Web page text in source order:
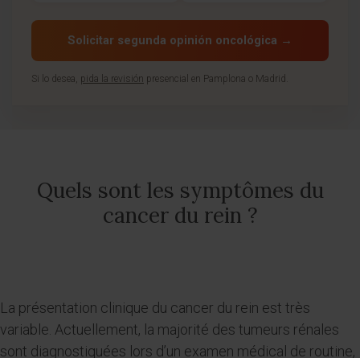
Solicitar segunda opinión oncológica →
Si lo desea, pida la revisión presencial en Pamplona o Madrid.
Quels sont les symptômes du
cancer du rein ?
La présentation clinique du cancer du rein est très
variable. Actuellement, la majorité des tumeurs rénales
sont diagnostiquées lors d’un examen médical de routine,